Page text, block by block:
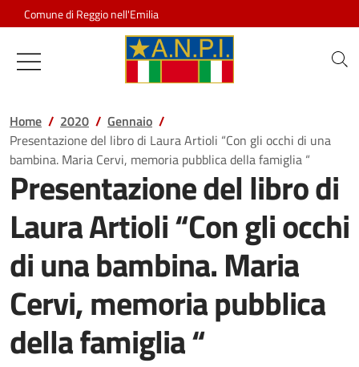
Salta al contenuto
Comune di Reggio nell'Emilia
Associazione Nazionale
Home 2020
Gennaio
Presentazione del libro di Laura Artioli “Con gli occhi di una
bambina. Maria Cervi, memoria pubblica della famiglia “
Presentazione del libro di
Laura Artioli “Con gli occhi
di una bambina. Maria
Cervi, memoria pubblica
della famiglia “